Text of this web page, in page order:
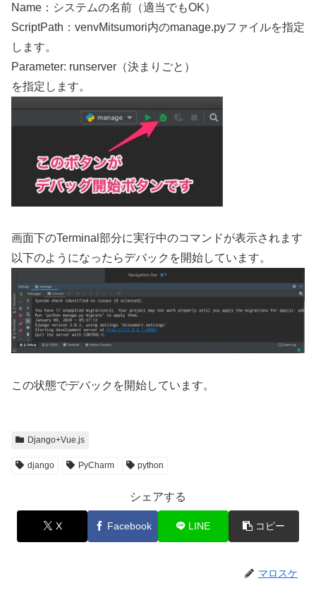
Name：システムの名前（適当でもOK）
ScriptPath：venvMitsumori内のmanage.pyファイルを指定
します。
Parameter: runserver（決まりごと）
を指定します。
画面下のTerminal部分に実行中のコマンドが表示されます
以下のようになったらデバックを開始しています。
この状態でデバックを開始しています。
Django+Vue.js
django PyCharm python
シェアする
X Facebook LINE コピー
マロスケ